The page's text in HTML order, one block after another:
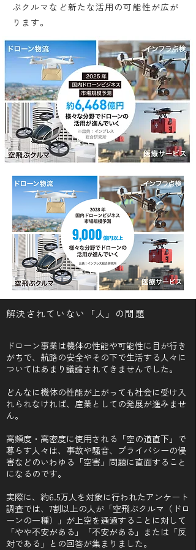
ぶクルマなど新たな活用の可能性が広が
ります。
解決されていない「人」の問題
ドローン事業は機体の性能や可能性に目が行き
がちで、航路の安全やその下で生活する人々に
ついてはあまり議論されてきませんでした。
どんなに機体の性能が上がっても社会に受け入
れられなければ、産業としての発展が進みませ
ん。
高頻度・高密度に使用される「空の道直下」で
暮らす人々は、事故や騒音、プライバシーの侵
害などのいわゆる「空害」問題に直面すること
になるのです。
実際に、約6.5万人を対象に行われたアンケート
調査では、7割以上の人が「空飛ぶクルマ（ドロ
ーンの一種）」が上空を通過することに対して
「やや不安がある」「不安がある」または「反
対である」との回答が集まりました。